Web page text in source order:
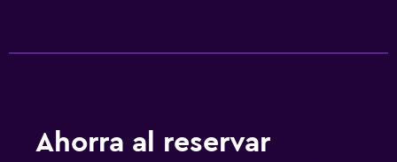
Ahorra al reservar